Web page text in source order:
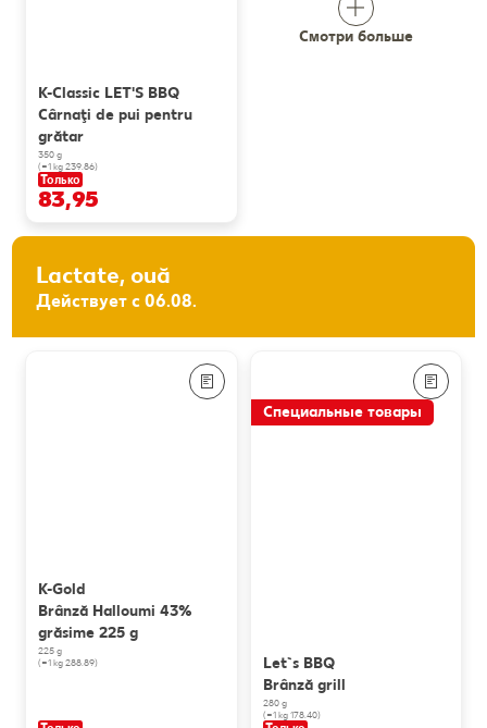
K-Classic LET'S BBQ
Cârnaţi de pui pentru
grătar
350 g
(=1 kg 239.86)
Только
83,95
Смотри больше
Lactate, ouă
Действует с 06.08.
K-Gold
Brânză Halloumi 43%
grăsime 225 g
225 g
(=1 kg 288.89)
Специальные товары
Let`s BBQ
Brânză grill
280 g
(=1 kg 178.40)